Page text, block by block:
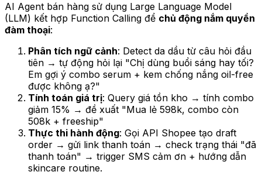
AI Agent bán hàng sử dụng Large Language Model
(LLM) kết hợp Function Calling để chủ động nắm quyền
đàm thoại:
Phân tích ngữ cảnh: Detect da dầu từ câu hỏi đầu
tiên → tự động hỏi lại "Chị dùng buổi sáng hay tối?
Em gợi ý combo serum + kem chống nắng oil-free
được không ạ?"
Tính toán giá trị: Query giá tồn kho → tính combo
giảm 15% → đề xuất "Mua lẻ 598k, combo còn
508k + freeship"
Thực thi hành động: Gọi API Shopee tạo draft
order → gửi link thanh toán → check trạng thái "đã
thanh toán" → trigger SMS cảm ơn + hướng dẫn
skincare routine.